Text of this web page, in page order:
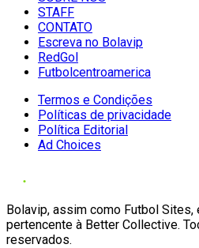
STAFF
CONTATO
Escreva no Bolavip
RedGol
Futbolcentroamerica
Termos e Condições
Políticas de privacidade
Política Editorial
Ad Choices
Bolavip, assim como Futbol Sites,
pertencente à Better Collective.
reservados.